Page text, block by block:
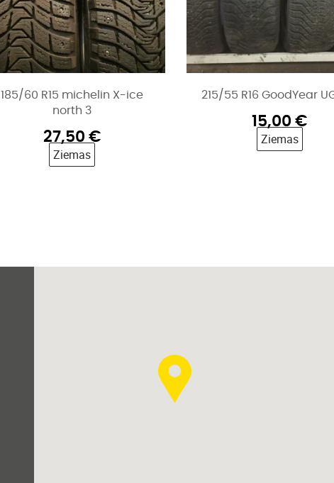
185/60 R15 michelin X-ice
north 3
27,50 €
Ziemas
215/55 R16 GoodYear
15,00 €
Ziemas